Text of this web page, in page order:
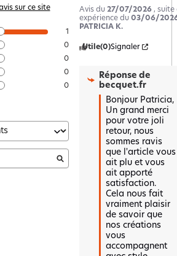
sur ce site
1
0
0
0
0
Avis du 27/07/2026 , suite
expérience du 03/06/
PATRICIA K.
Utile(0)Signaler
Réponse de
becquet.fr
Bonjour Patricia,
Un grand merci
pour votre joli
retour, nous
sommes ravis
que l'article vous
ait plu et vous
ait apporté
satisfaction.
Cela nous fait
vraiment plaisir
de savoir que
nos créations
vous
accompagnent